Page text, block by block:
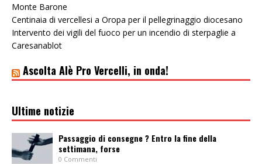
Monte Barone
Centinaia di vercellesi a Oropa per il pellegrinaggio diocesano
Intervento dei vigili del fuoco per un incendio di sterpaglie a
Caresanablot
Ascolta Alè Pro Vercelli, in onda!
Ultime notizie
Passaggio di consegne ? Entro la fine della
settimana, forse
0 Commenti